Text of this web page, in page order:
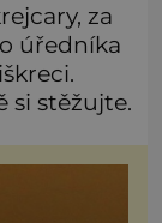
za
úředníka
si stěžujte.